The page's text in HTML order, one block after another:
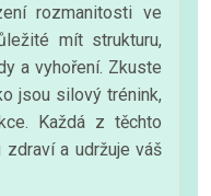
rozmanitosti ve
mít strukturu,
a vyhoření. Zkuste
jsou silový trénink,
Každá z těchto
a udržuje váš